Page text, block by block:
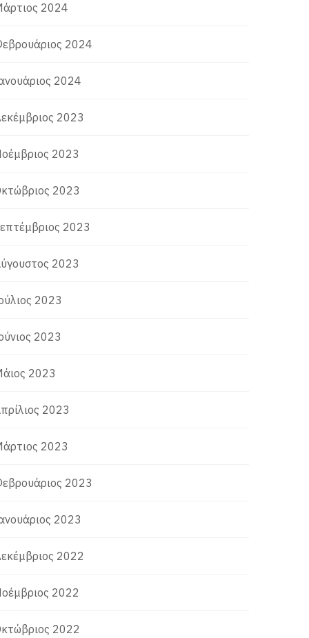
2024
2024
2024
2023
2023
2023
2023
2023
2023
2023
2023
2023
2023
2023
2023
2022
2022
2022